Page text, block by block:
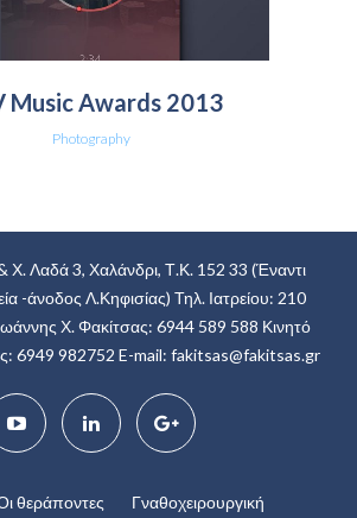
Music Awards 2013
Photography
Χ. Λαδά 3, Χαλάνδρι, Τ.Κ. 152 33 (Έναντι
-άνοδος Λ.Κηφισίας) Τηλ. Ιατρείου: 210
Χ. Φακίτσας: 6944 589 588 Κινητό
6949 982752 E-mail: fakitsas@fakitsas.gr
θεράποντες Γναθοχειρουργική